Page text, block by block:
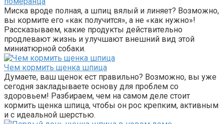
Миска вроде полная, а шпиц вялый и линяет? Возможно,
вы кормите его «как получится», а не «как нужно»!
Рассказываем, какие продукты действительно
продлевают жизнь и улучшают внешний вид этой
миниатюрной собаки.
Чем кормить щенка шпица
Думаете, ваш щенок ест правильно? Возможно, вы уже
сегодня закладываете основу для проблем со
здоровьем! Разбираем, чем на самом деле стоит
кормить щенка шпица, чтобы он рос крепким, активным
и с идеальной шерстью.